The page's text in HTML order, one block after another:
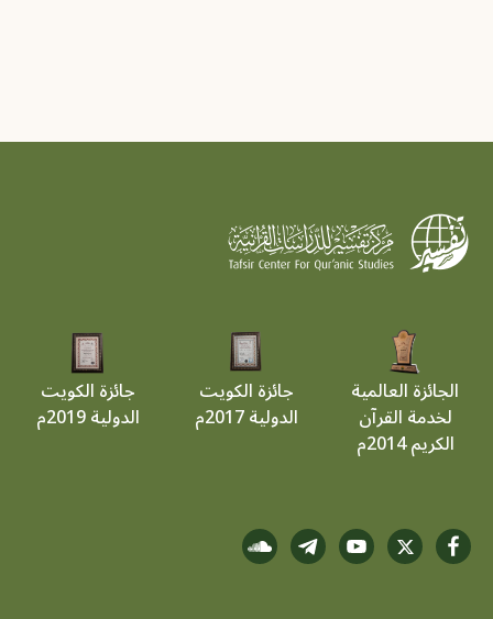
الجائزة العالمية
لخدمة القرآن
الكريم 2014م
جائزة الكويت
الدولية 2017م
جائزة الكويت
الدولية 2019م